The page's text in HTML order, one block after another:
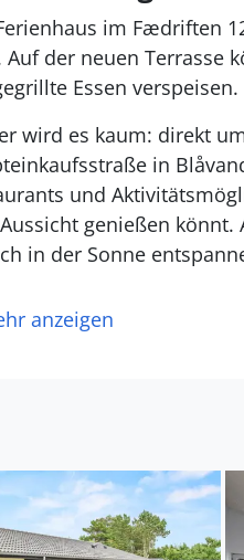
im Fædriften
Auf der neuen Terrasse
Essen verspeisen.
wird es kaum: direkt
in
und
genießen könnt.
in der Sonne
anzeigen